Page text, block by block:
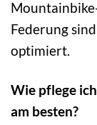
Federung
optimiert.
Wie pflege
am besten?